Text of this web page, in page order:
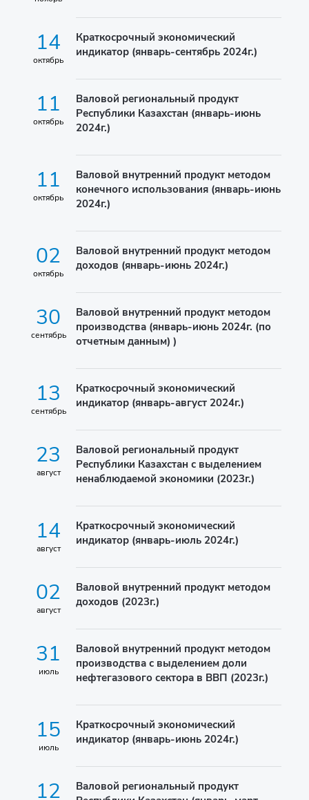
14
октябрь
Краткосрочный экономический
индикатор (январь-сентябрь 2024г.)
11
октябрь
Валовой региональный продукт
Республики Казахстан (январь-июнь
2024г.)
11
октябрь
Валовой внутренний продукт методом
конечного использования (январь-июнь
2024г.)
02
октябрь
Валовой внутренний продукт методом
доходов (январь-июнь 2024г.)
30
сентябрь
Валовой внутренний продукт методом
производства (январь-июнь 2024г. (по
отчетным данным) )
13
сентябрь
Краткосрочный экономический
индикатор (январь-август 2024г.)
23
август
Валовой региональный продукт
Республики Казахстан с выделением
ненаблюдаемой экономики (2023г.)
14
август
Краткосрочный экономический
индикатор (январь-июль 2024г.)
02
август
Валовой внутренний продукт методом
доходов (2023г.)
31
июль
Валовой внутренний продукт методом
производства с выделением доли
нефтегазового сектора в ВВП (2023г.)
15
июль
Краткосрочный экономический
индикатор (январь-июнь 2024г.)
12
Валовой региональный продукт